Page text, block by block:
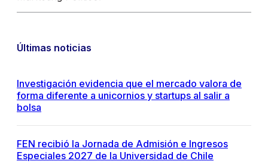
Últimas noticias
Investigación evidencia que el mercado valora de
forma diferente a unicornios y startups al salir a
bolsa
FEN recibió la Jornada de Admisión e Ingresos
Especiales 2027 de la Universidad de Chile